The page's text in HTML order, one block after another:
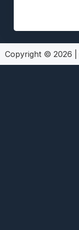
Copyright © 2026